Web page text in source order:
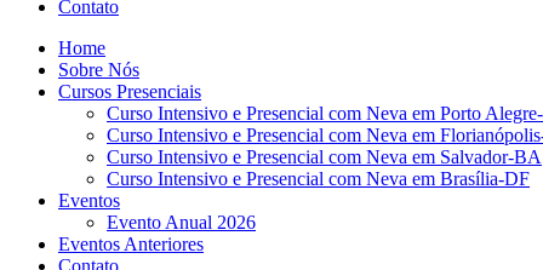
Contato
Home
Sobre Nós
Cursos Presenciais
Curso Intensivo e Presencial com Neva em Porto
Curso Intensivo e Presencial com Neva em
Curso Intensivo e Presencial com Neva em Salvador-BA
Curso Intensivo e Presencial com Neva em Brasília-DF
Eventos
Evento Anual 2026
Eventos Anteriores
Contato